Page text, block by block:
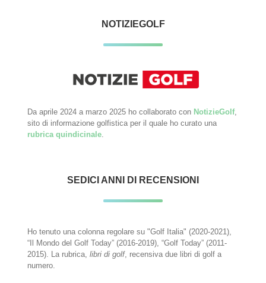
NOTIZIEGOLF
Da aprile 2024 a marzo 2025 ho collaborato con NotizieGolf,
sito di informazione golfistica per il quale ho curato una
rubrica quindicinale
SEDICI ANNI DI RECENSIONI
Ho tenuto una colonna regolare su "Golf Italia" (2020-2021),
“Il Mondo del Golf Today” (2016-2019), “Golf Today” (2011-
2015). La rubrica,libri di golf, recensiva due libri di golf a
numero.